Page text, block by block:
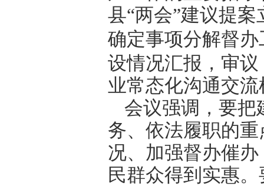
县“两会”建议提案
确定事项分解督
设情况汇报，审
业常态化沟通交
会议强调，要把
务、依法履职的
况、加强督办催
民群众得到实惠